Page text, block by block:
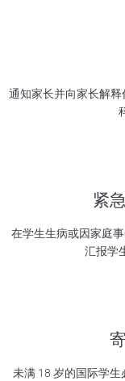
通知家长并向家长解
紧
在学生生病或因家庭
汇报学
未满 18 岁的国际学